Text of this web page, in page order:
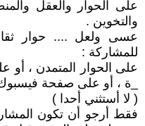
على الحوار والعقل
والتخوين .
عسى ولعل .... حوار
للمشاركة :
على الحوار المتمدن ، أو
_ة ، أو على صفحة
( لا أستثني أحدا )
فقط أرجو أن تكون